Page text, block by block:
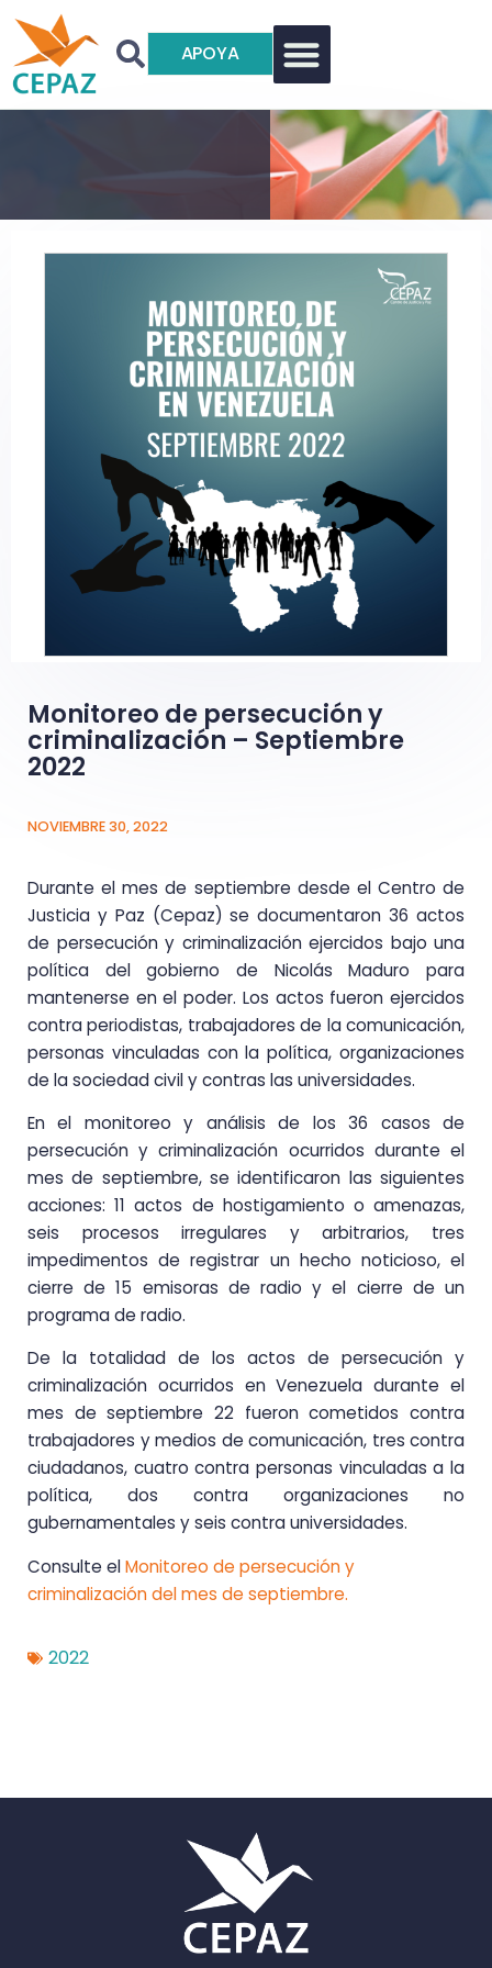
APOYA
Monitoreo de persecución y
criminalización – Septiembre
2022
NOVIEMBRE 30, 2022
Durante el mes de septiembre desde el Centro de
Justicia y Paz (Cepaz) se documentaron 36 actos
de persecución y criminalizaciónejercidos bajo una
política del gobierno de Nicolás Maduro para
mantenerse en el poder. Los actos fueron ejercidos
contra periodistas, trabajadores de la comunicación,
personas vinculadas con la política, organizaciones
de la sociedad civil y contras las universidades.
En el monitoreo y análisis de los 36 casos de
persecución y criminalización ocurridos durante el
mes de septiembre, se identificaron las siguientes
acciones: 11 actos de hostigamiento o amenazas,
seis procesos irregulares y arbitrarios, tres
impedimentos de registrar un hecho noticioso, el
cierre de 15 emisoras de radio y el cierre de un
programa de radio.
De la totalidad de los actos de persecución y
criminalización ocurridos en Venezuela durante el
mes de septiembre 22 fueron cometidos contra
trabajadores y medios de comunicación, tres contra
ciudadanos, cuatro contra personas vinculadas a la
política, dos contra organizaciones no
gubernamentales y seis contra universidades.
Consulte elMonitoreo de persecución y
criminalización del mes de septiembre.
2022